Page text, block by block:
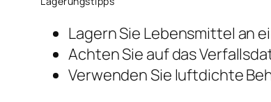
Lagern Sie Lebensmittel an
Achten Sie auf das
Verwenden Sie luftdichte